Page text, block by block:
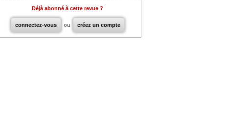
Déjà abonné à cette revue ?
connectez-vous ou créez un compte